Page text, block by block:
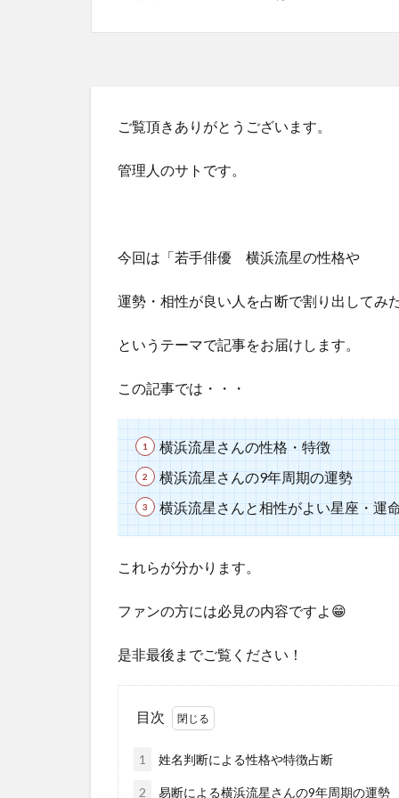
ご覧頂きありがとうございます。
管理人のサトです。
今回は「若手俳優 横浜流星の性格や
運勢・相性が良い人を占断で割り出してみ
というテーマで記事をお届けします。
この記事では・・・
横浜流星さんの性格・特徴
横浜流星さんの9年周期の運勢
横浜流星さんと相性がよい星座・運
これらが分かります。
ファンの方には必見の内容ですよ😁
是非最後までご覧ください！
目次
1 姓名判断による性格や特徴占断
2 易断による横浜流星さんの9年周期の運勢